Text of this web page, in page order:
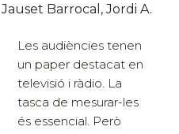
Jauset Barrocal, Jordi A.
Les audiències tenen
un paper destacat en
televisió i ràdio. La
tasca de mesurar-les
és essencial. Però